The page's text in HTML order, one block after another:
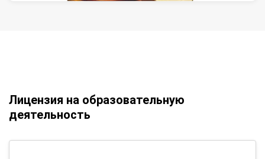
Лицензия на образовательную
деятельность